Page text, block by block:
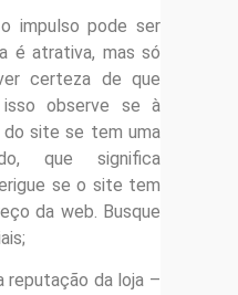
impulso pode ser
é atrativa, mas só
certeza de que
observe se à
site se tem uma
que significa
se o site tem
da web. Busque
reputação da loja –